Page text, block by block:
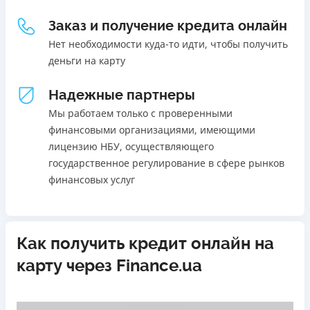
В кассах и терминалах отделений
Онлайн (через сайт или интернет-банкинг)
Через терминалы самообслуживания
Лицензия НБУ
Лицензия переоформлена 27.03.2024 г.
Вся информация о кредите
ПОЛУЧИТЬ ЗАЙМ
Ежемесячная комиссия
Акция: ставка 0,01% на первый платеж при
использовании промокода;
Быстрый онлайн кредит на банковскую карту без
залога и поручителей;
Процесс полностью автоматизирован и занимает до 5
минут;
Нет программы лояльности для постоянных клиентов
Нет круглосуточной поддержки по телефону, в Viber,
Заказ и получение кредита онлайн
Нет необходимости куда-то идти, чтобы получить
деньги на карту
Надежные партнеры
Мы работаем только с проверенными
финансовыми организациями, имеющими
лицензию НБУ, осуществляющего
государственное регулирование в сфере рынков
финансовых услуг
Как получить кредит онлайн на
карту через Finance.ua